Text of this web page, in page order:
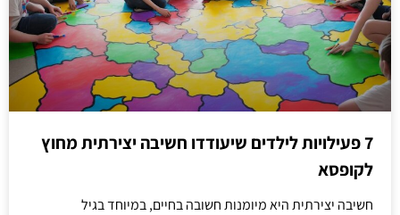
7 פעילויות לילדים שיעודדו חשיבה יצירתית מחוץ
לקופסא
חשיבה יצירתית היא מיומנות חשובה בחיים, במיוחד בגיל